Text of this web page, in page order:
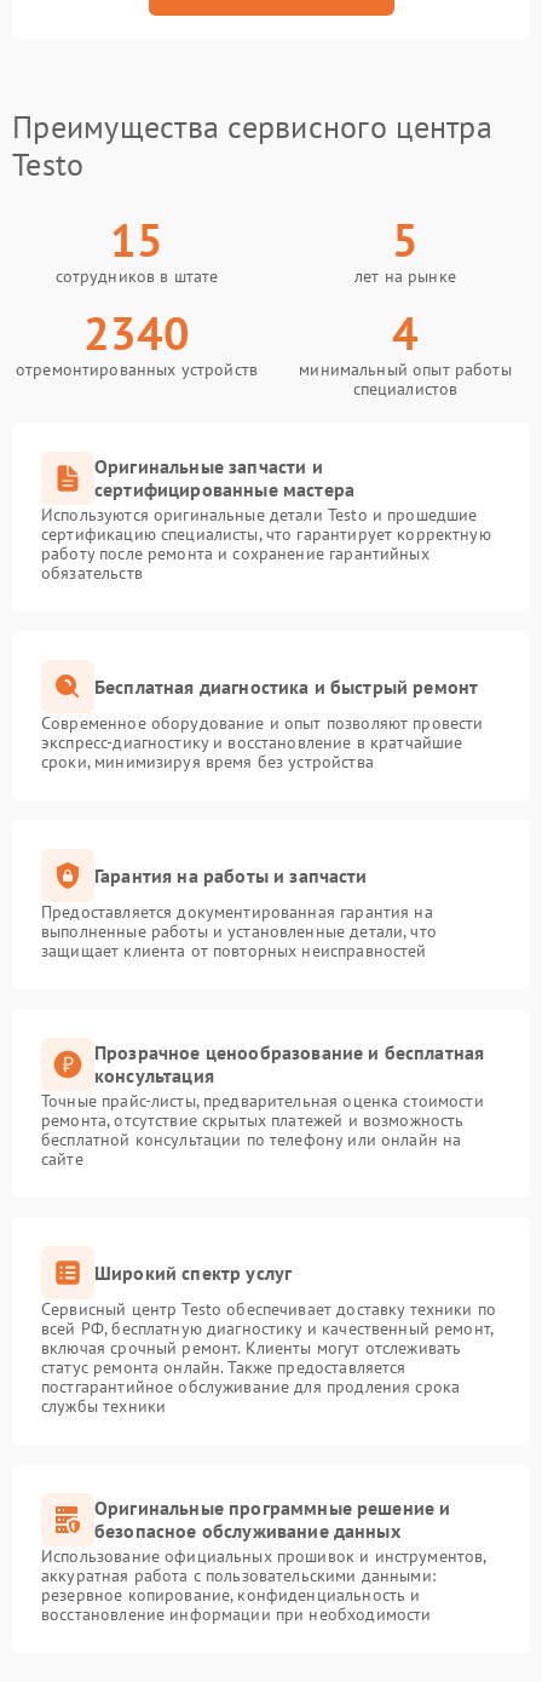
Преимущества сервисного центра
Testo
15
сотрудников в штате
5
лет на рынке
2340
отремонтированных устройств
4
минимальный опыт работы
специалистов
Оригинальные запчасти и
сертифицированные мастера
Используются оригинальные детали Testo и прошедшие
сертификацию специалисты, что гарантирует корректную
работу после ремонта и сохранение гарантийных
обязательств
Бесплатная диагностика и быстрый ремонт
Современное оборудование и опыт позволяют провести
экспресс-диагностику и восстановление в кратчайшие
сроки, минимизируя время без устройства
Гарантия на работы и запчасти
Предоставляется документированная гарантия на
выполненные работы и установленные детали, что
защищает клиента от повторных неисправностей
Прозрачное ценообразование и бесплатная
консультация
Точные прайс-листы, предварительная оценка стоимости
ремонта, отсутствие скрытых платежей и возможность
бесплатной консультации по телефону или онлайн на
сайте
Широкий спектр услуг
Сервисный центр Testo обеспечивает доставку техники по
всей РФ, бесплатную диагностику и качественный ремонт,
включая срочный ремонт. Клиенты могут отслеживать
статус ремонта онлайн. Также предоставляется
постгарантийное обслуживание для продления срока
службы техники
Оригинальные программные решение и
безопасное обслуживание данных
Использование официальных прошивок и инструментов,
аккуратная работа с пользовательскими данными:
резервное копирование, конфиденциальность и
восстановление информации при необходимости